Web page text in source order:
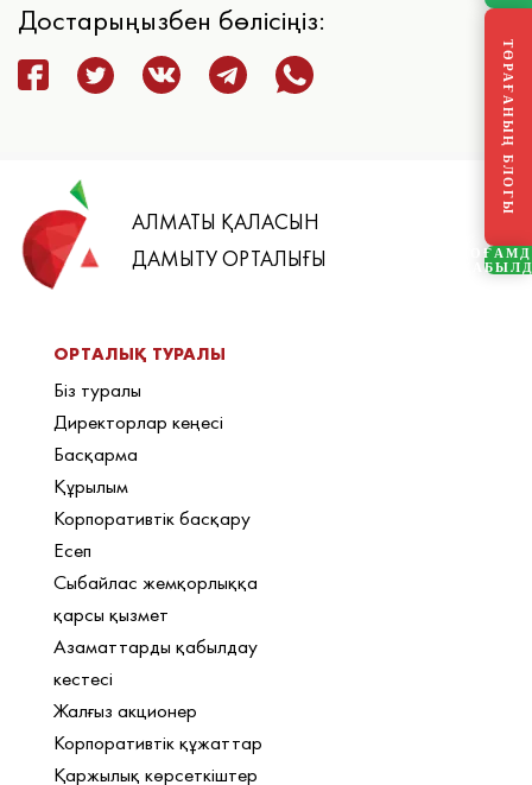
Достарыңызбен бөлісіңіз:
АЛМАТЫ ҚАЛАСЫН
ДАМЫТУ ОРТАЛЫҒЫ
ОРТАЛЫҚ ТУРАЛЫ
Біз туралы
Директорлар кеңесі
Басқарма
Құрылым
Корпоративтік басқару
Есеп
Сыбайлас жемқорлыққа
қарсы қызмет
Азаматтарды қабылдау
кестесі
Жалғыз акционер
Корпоративтік құжаттар
Қаржылық көрсеткіштер
ТӨРАҒАНЫҢ БЛОГЫ